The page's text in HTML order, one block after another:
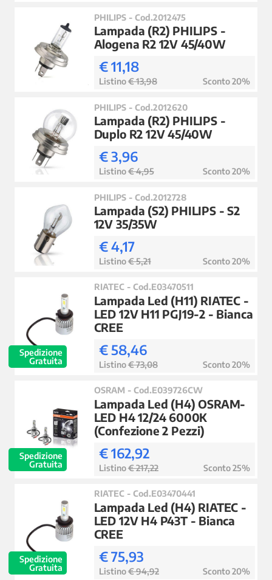
PHILIPS - Cod.2012475
Lampada (R2) PHILIPS -
Alogena R2 12V 45/40W
€ 11,18
Listino€ 13,98 Sconto 20%
PHILIPS - Cod.2012620
Lampada (R2) PHILIPS -
Duplo R2 12V 45/40W
€ 3,96
Listino€ 4,95 Sconto 20%
PHILIPS - Cod.2012728
Lampada (S2) PHILIPS - S2
12V 35/35W
€ 4,17
Listino€ 5,21 Sconto 20%
Spedizione
Gratuita
RIATEC - Cod.E03470511
Lampada Led (H11) RIATEC -
LED 12V H11 PGJ19-2 - Bianca
CREE
€ 58,46
Listino€ 73,08 Sconto 20%
Spedizione
Gratuita
OSRAM - Cod.E039726CW
Lampada Led (H4) OSRAM-
LED H4 12/24 6000K
(Confezione 2 Pezzi)
€ 162,92
Listino€ 217,22 Sconto 25%
Spedizione
Gratuita
RIATEC - Cod.E03470441
Lampada Led (H4) RIATEC -
LED 12V H4 P43T - Bianca
CREE
€ 75,93
Listino€ 94,92 Sconto 20%